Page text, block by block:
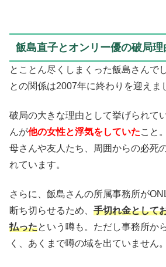
飯島直子とオンリー優の破局理
とことん尽くしまくった飯島さんで
との関係は2007年に終わりを迎えま
破局の大きな理由として挙げられて
んが他の女性と浮気をしていたこと
母さんや友人たち、周囲からの必死
れています。
さらに、飯島さんの所属事務所が
断ち切らせるため、 手切れ金として
払ったという噂も。ただし事務所か
く、あくまで噂の域を出ていません。